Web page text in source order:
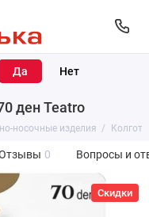
ден Teatro
носочные изделия
0 Вопросы и
Скидки